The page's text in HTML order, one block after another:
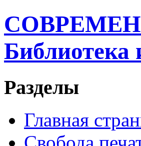
Разделы
Главная